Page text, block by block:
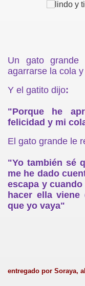
Un gato
agarrarse la cola
Y el gatito dijo:
"Porque he
felicidad y mi
El gato grande le
"Yo también sé
me he dado
escapa y
hacer ella
que yo vaya"
entregado por Soraya,